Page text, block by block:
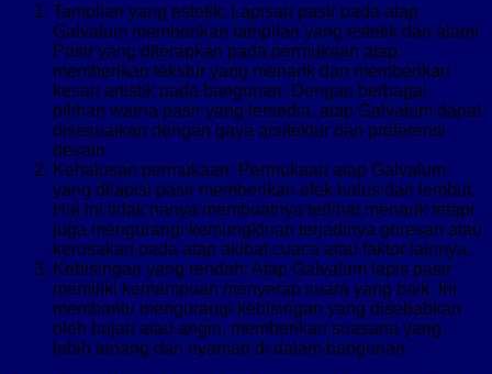
Tampilan yang estetik: Lapisan pasir pada atap
Galvalum memberikan tampilan yang estetik dan alami.
Pasir yang diterapkan pada permukaan atap
memberikan tekstur yang menarik dan memberikan
kesan artistik pada bangunan. Dengan berbagai
pilihan warna pasir yang tersedia, atap Galvalum dapat
disesuaikan dengan gaya arsitektur dan preferensi
desain.
Kehalusan permukaan: Permukaan atap Galvalum
yang dilapisi pasir memberikan efek halus dan lembut.
Hal ini tidak hanya membuatnya terlihat menarik tetapi
juga mengurangi kemungkinan terjadinya goresan atau
kerusakan pada atap akibat cuaca atau faktor lainnya.
Kebisingan yang rendah: Atap Galvalum lapis pasir
memiliki kemampuan menyerap suara yang baik. Ini
membantu mengurangi kebisingan yang disebabkan
oleh hujan atau angin, memberikan suasana yang
lebih tenang dan nyaman di dalam bangunan.